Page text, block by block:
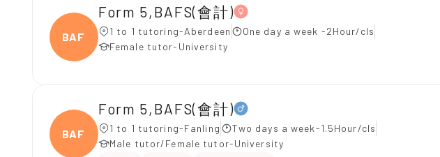
BAFS(
Form 5,BAFS(會計)
1 to 1 tutoring-Aberdeen
One day a week -2Hour/cls
Female tutor-University
BAFS(
Form 5,BAFS(會計)
1 to 1 tutoring-Fanling
Two days a week-1.5Hour/cls
Male tutor/Female tutor-University